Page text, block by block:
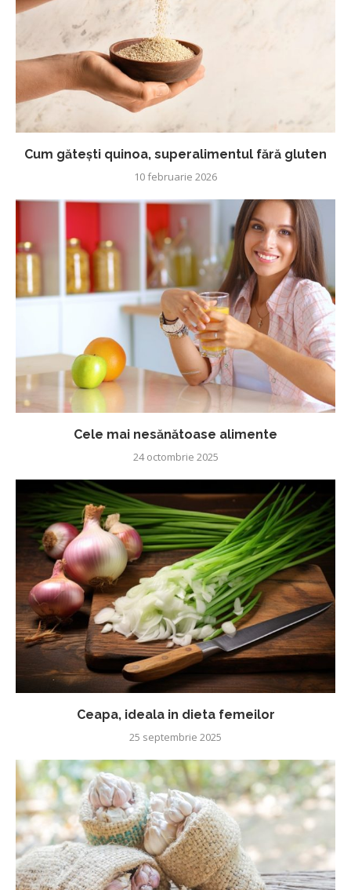
Cum gătești quinoa, superalimentul fără gluten
10 februarie 2026
Cele mai nesănătoase alimente
24 octombrie 2025
Ceapa, ideala in dieta femeilor
25 septembrie 2025